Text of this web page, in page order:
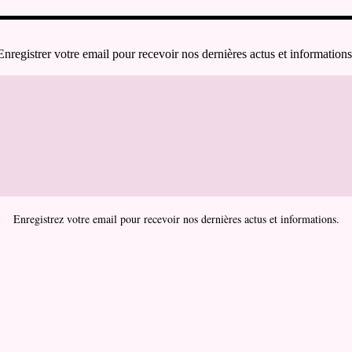
votre email pour recevoir nos dernières actus et
Enregistrez votre email pour recevoir nos dernières actus et informations.